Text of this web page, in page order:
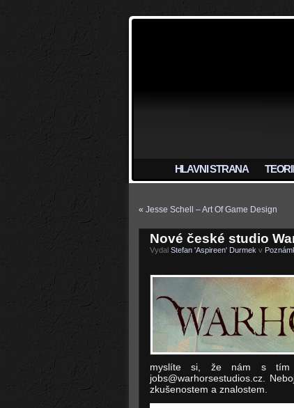
HLAVNI STRANA
« Jesse Schell – Art Of Game Design
Nové české studio
Vydal Stefan 'Aspireen' Durmek v
myslíte si, že nám s tím
jobs@warhorsestudios.cz.
zkušenostem a znalostem.